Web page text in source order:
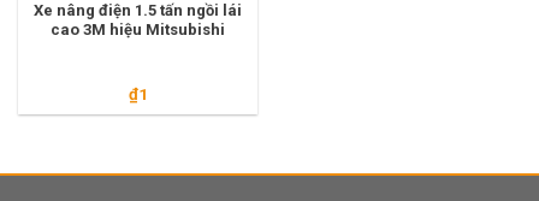
Xe nâng điện 1.5 tấn ngồi lái
cao 3M hiệu Mitsubishi
₫1